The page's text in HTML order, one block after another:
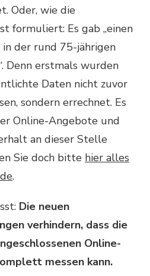
Oder, wie die
formuliert: Es gab „einen
der rund 75-jährigen
Denn erstmals wurden
Daten nicht zuvor
sondern errechnet. Es
Online-Angebote und
an dieser Stelle
Sie doch bitte hier alles
.
Die neuen
verhindern, dass die
Online-
messen kann.